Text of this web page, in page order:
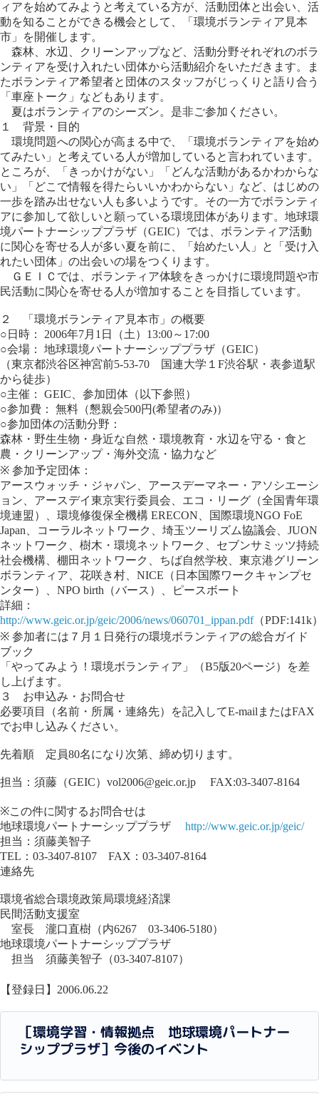
ィアを始めてみようと考えている方が、活動団体と出会い、活
動を知ることができる機会として、「環境ボランティア見本
市」を開催します。
森林、水辺、クリーンアップなど、活動分野それぞれのボラ
ンティアを受け入れたい団体から活動紹介をいただきます。ま
たボランティア希望者と団体のスタッフがじっくりと語り合う
「車座トーク」などもあります。
夏はボランティアのシーズン。是非ご参加ください。
１ 背景・目的
環境問題への関心が高まる中で、「環境ボランティアを始め
てみたい」と考えている人が増加していると言われています。
ところが、「きっかけがない」「どんな活動があるかわからな
い」「どこで情報を得たらいいかわからない」など、はじめの
一歩を踏み出せない人も多いようです。その一方でボランティ
アに参加して欲しいと願っている環境団体があります。地球環
境パートナーシッププラザ（GEIC）では、ボランティア活動
に関心を寄せる人が多い夏を前に、「始めたい人」と「受け入
れたい団体」の出会いの場をつくります。
ＧＥＩＣでは、ボランティア体験をきっかけに環境問題や市
民活動に関心を寄せる人が増加することを目指しています。
２ 「環境ボランティア見本市」の概要
○日時： 2006年7月1日（土）13:00～17:00
○会場： 地球環境パートナーシッププラザ（GEIC）
（東京都渋谷区神宮前5-53-70 国連大学１F渋谷駅・表参道駅
から徒歩）
○主催： GEIC、参加団体（以下参照）
○参加費： 無料（懇親会500円(希望者のみ)）
○参加団体の活動分野：
森林・野生生物・身近な自然・環境教育・水辺を守る・食と
農・クリーンアップ・海外交流・協力など
※ 参加予定団体：
アースウォッチ・ジャパン、アースデーマネー・アソシエーシ
ョン、アースデイ東京実行委員会、エコ・リーグ（全国青年環
境連盟）、環境修復保全機構 ERECON、国際環境NGO FoE
Japan、コーラルネットワーク、埼玉ツーリズム協議会、JUON
ネットワーク、樹木・環境ネットワーク、セブンサミッツ持続
社会機構、棚田ネットワーク、ちば自然学校、東京港グリーン
ボランティア、花咲き村、NICE（日本国際ワークキャンプセ
ンター）、NPO birth（バース）、ピースボート
詳細：
http://www.geic.or.jp/geic/2006/news/060701_ippan.pdf（PDF:141k
※ 参加者には７月１日発行の環境ボランティアの総合ガイド
ブック
「やってみよう！環境ボランティア」（B5版20ページ）を差
し上げます。
３ お申込み・お問合せ
必要項目（名前・所属・連絡先）を記入してE-mailまたはFAX
でお申し込みください。
先着順 定員80名になり次第、締め切ります。
担当：須藤（GEIC）vol2006@geic.or.jp FAX:03-3407-8164
※この件に関するお問合せは
地球環境パートナーシッププラザ http://www.geic.or.jp/geic/
担当：須藤美智子
TEL：03-3407-8107 FAX：03-3407-8164
連絡先
環境省総合環境政策局環境経済課
民間活動支援室
室長 瀧口直樹（内6267 03-3406-5180）
地球環境パートナーシッププラザ
担当 須藤美智子（03-3407-8107）
【登録日】2006.06.22
［環境学習・情報拠点 地球環境パートナー
シッププラザ］今後のイベント